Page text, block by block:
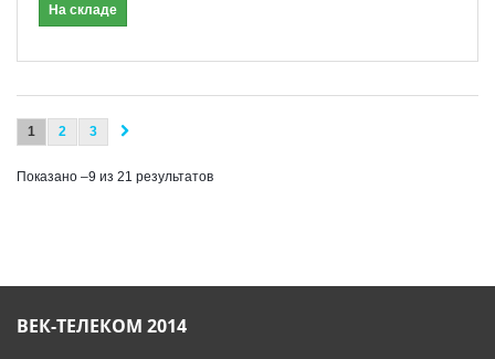
На складе
1 2 3
Показано –9 из 21 результатов
ВЕК-ТЕЛЕКОМ 2014